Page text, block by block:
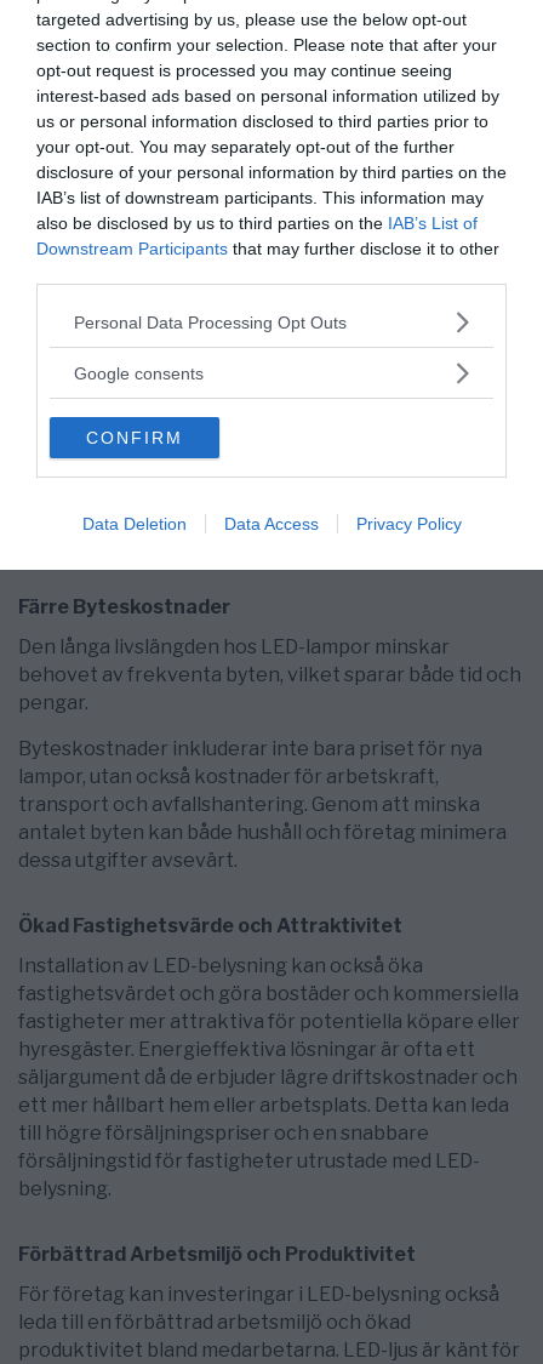
targeted advertising by us, please use the below opt-out
section to confirm your selection. Please note that after your
opt-out request is processed you may continue seeing
interest-based ads based on personal information utilized by
us or personal information disclosed to third parties prior to
your opt-out. You may separately opt-out of the further
disclosure of your personal information by third parties on the
IAB’s list of downstream participants. This information may
also be disclosed by us to third parties on the IAB’s List of
Downstream Participants that may further disclose it to other
Please note that this website/app uses one or more Google
not limited to your visit or usage behaviour. You may click to
use your data for below specified purposes in below Google
consent section.
Personal Data Processing Opt Outs
Google consents
CONFIRM
Data Deletion Data Access Privacy Policy
teknik driver forskning och utveckling av ännu mer
effektiva och miljövänliga belysningslösningar.
Detta skapar en positiv spiral där förbättringar i
tekniken leder till ytterligare miljömässiga och
ekonomiska fördelar, vilket gör LED-belysning till en
central komponent i den globala hållbarhetsrörelsen.
Ekonomiska Besparingar på Lång Sikt
Lägre Driftskostnader
En av de mest omedelbara ekonomiska fördelarna med
LED-belysning är de lägre driftskostnaderna. Den
betydligt lägre energikonsumtionen innebär att
avsevärt.
För företag med stora belysningsbehov kan detta
resultera i betydande årliga besparingar, vilket
förbättrar deras resultat och ekonomiska stabilitet.
Färre Byteskostnader
Den långa livslängden hos LED-lampor minskar
behovet av frekventa byten, vilket sparar både tid och
pengar.
Byteskostnader inkluderar inte bara priset för nya
lampor, utan också kostnader för arbetskraft,
transport och avfallshantering. Genom att minska
antalet byten kan både hushåll och företag minimera
dessa utgifter avsevärt.
Ökad Fastighetsvärde och Attraktivitet
Installation av LED-belysning kan också öka
fastighetsvärdet och göra bostäder och kommersiella
fastigheter mer attraktiva för potentiella köpare eller
hyresgäster. Energieffektiva lösningar är ofta ett
säljargument då de erbjuder lägre driftskostnader och
ett mer hållbart hem eller arbetsplats. Detta kan leda
till högre försäljningspriser och en snabbare
försäljningstid för fastigheter utrustade med LED-
belysning.
Förbättrad Arbetsmiljö och Produktivitet
För företag kan investeringar i LED-belysning också
leda till en förbättrad arbetsmiljö och ökad
produktivitet bland medarbetarna. LED-ljus är känt för